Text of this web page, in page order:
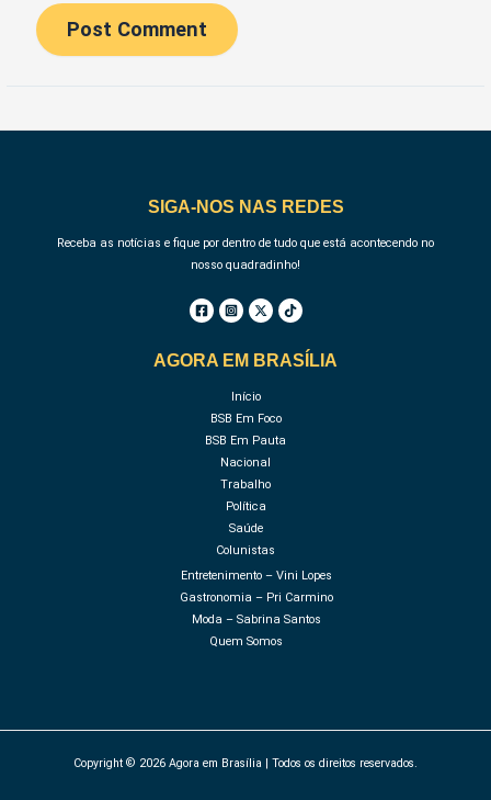
SIGA-NOS NAS REDES
Receba as notícias e fique por dentro de tudo que está acontecendo no
nosso quadradinho!
AGORA EM BRASÍLIA
Início
BSB Em Foco
BSB Em Pauta
Nacional
Trabalho
Política
Saúde
Colunistas
Entretenimento – Vini Lopes
Gastronomia – Pri Carmino
Moda – Sabrina Santos
Quem Somos
Copyright © 2026 Agora em Brasília | Todos os direitos reservados.